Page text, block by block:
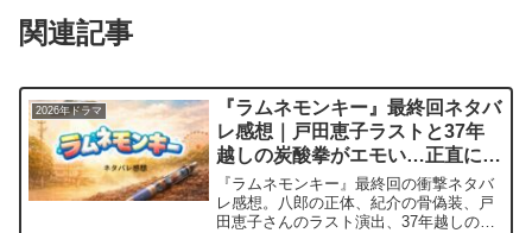
関連記事
2026年ドラマ
『ラムネモンキー』最終回ネタバ
レ感想｜戸田恵子ラストと37年
越しの炭酸拳がエモい…正直に生
きる勇気🍋
『ラムネモンキー』最終回の衝撃ネタバ
レ感想。八郎の正体、紀介の骨偽装、戸
田恵子さんのラスト演出、37年越しの炭